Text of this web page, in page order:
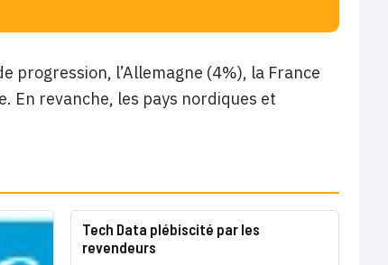
progression, l’Allemagne (4%), la France
En revanche, les pays nordiques et
Tech Data plébiscité par les
revendeurs